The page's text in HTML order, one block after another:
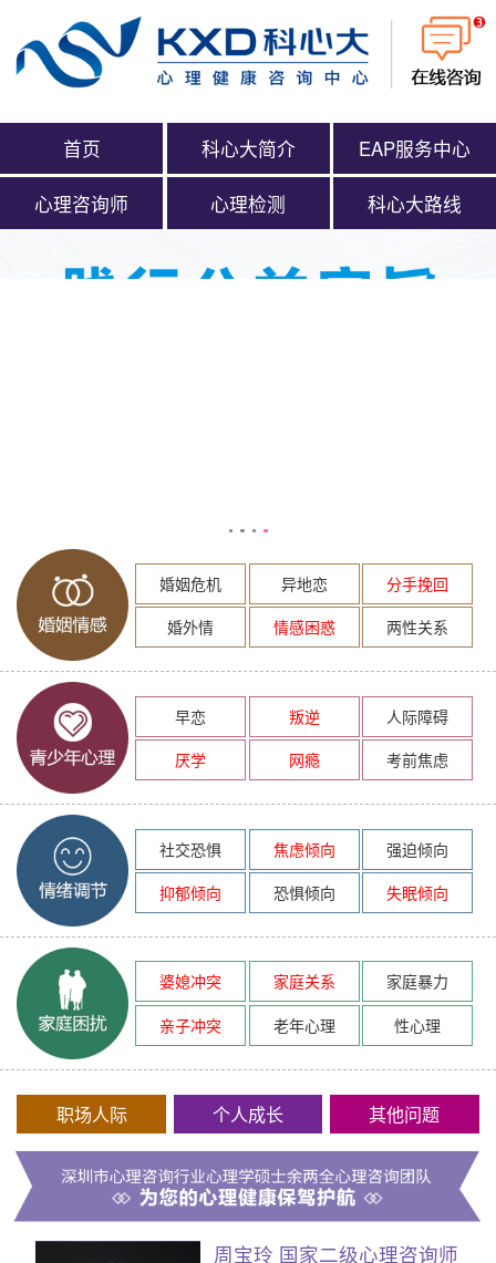
首页 科心大简介 EAP服务中心
心理咨询师 心理检测 科心大路线
婚姻危机 异地恋
分手挽回
婚外情
情感困惑 两性关系
早恋 叛逆
人际障碍
厌学
网瘾 考前焦虑
社交恐惧 焦虑倾向
强迫倾向
抑郁倾向
恐惧倾向 失眠倾向
婆媳冲突 家庭关系
家庭暴力
亲子冲突
老年心理 性心理
职场人际 个人成长 其他问题
周宝玲 国家二级心理咨询师